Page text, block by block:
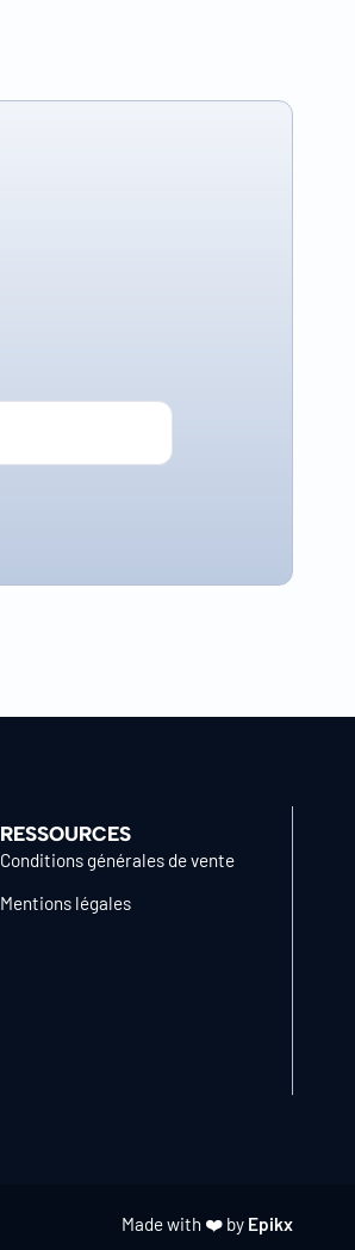
RESSOURCES
Conditions générales de vente
Mentions légales
Made with ❤️ by Epikx